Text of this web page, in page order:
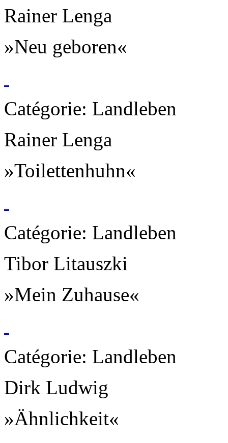
Rainer Lenga
»Neu geboren«
Catégorie: Landleben
Rainer Lenga
»Toilettenhuhn«
Catégorie: Landleben
Tibor Litauszki
»Mein Zuhause«
Catégorie: Landleben
Dirk Ludwig
»Ähnlichkeit«